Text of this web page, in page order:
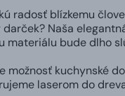
radosť blízkemu
Naša
materiálu bude dlho
možnosť kuchynské
laserom do